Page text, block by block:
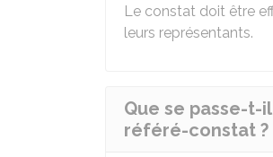
Le constat doit être
leurs représentants.
Que se passe-
référé-constat ?